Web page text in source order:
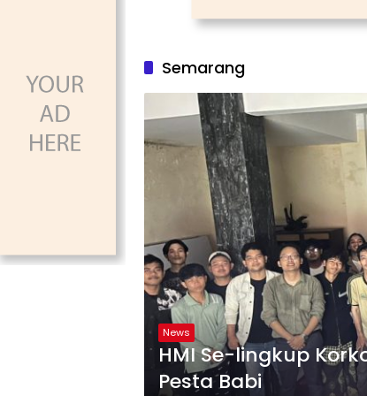
Semarang
News
HMI Se-lingkup
Pesta Babi